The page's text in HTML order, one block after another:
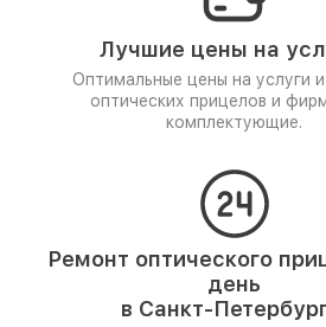
Лучшие цены на
Оптимальные цены на услуги
оптических прицелов и
комплектующие.
Ремонт оптического
день
в Санкт-